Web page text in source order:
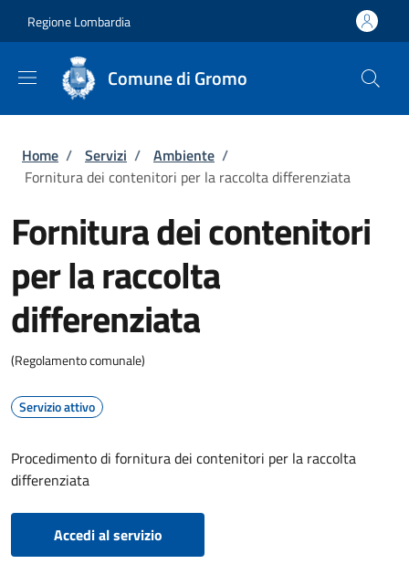
Regione Lombardia
Comune di Gromo
Briciole di pane
Home / Servizi / Ambiente /
Fornitura dei contenitori per la raccolta differenziata
Fornitura dei contenitori
per la raccolta
differenziata
(Regolamento comunale)
Servizio attivo
Procedimento di fornitura dei contenitori per la raccolta
differenziata
Accedi al servizio